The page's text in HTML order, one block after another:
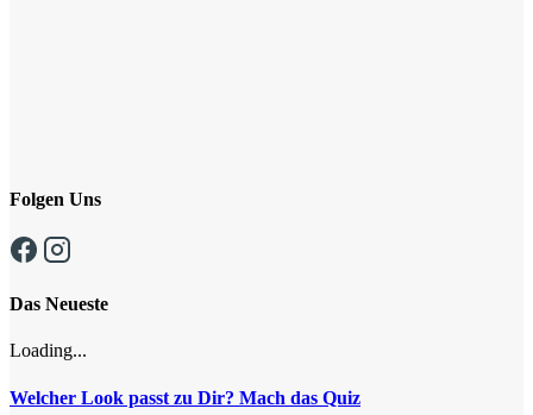
Folgen Uns
Das Neueste
Loading...
Welcher Look passt zu Dir? Mach das Quiz